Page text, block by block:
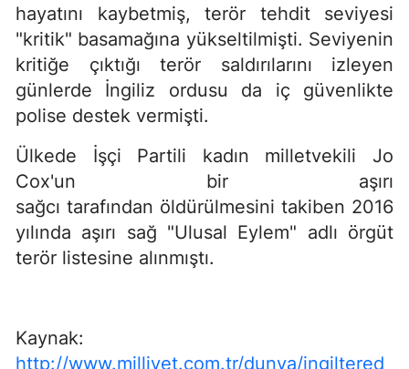
hayatını kaybetmiş, terör tehdit seviyesi
"kritik" basamağına yükseltilmişti. Seviyenin
kritiğe çıktığı terör saldırılarını izleyen
günlerde İngiliz ordusu da iç güvenlikte
polise destek vermişti.
Ülkede İşçi Partili kadın milletvekili Jo
Cox'un bir aşırı
sağcı tarafından öldürülmesini takiben 2016
yılında aşırı sağ "Ulusal Eylem" adlı örgüt
terör listesine alınmıştı.
Kaynak:
http://www.milliyet.com.tr/dunya/ingiltered